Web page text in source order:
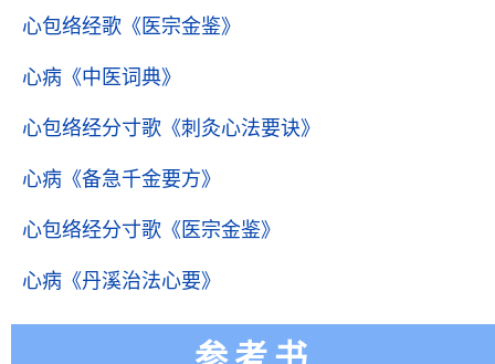
心包络经歌 《医宗金鉴》
心病 《中医词典》
心包络经分寸歌 《刺灸心法要诀》
心病 《备急千金要方》
心包络经分寸歌 《医宗金鉴》
心病 《丹溪治法心要》